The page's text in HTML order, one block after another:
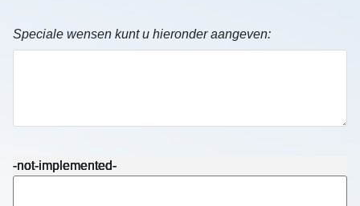
Speciale wensen kunt u hieronder aangeven:
-not-implemented-
-not-implemented-
-not-implemented-
-not-implemented-